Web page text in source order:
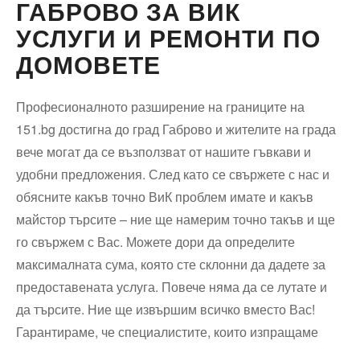
ГАБРОВО ЗА ВИК
УСЛУГИ И РЕМОНТИ ПО
ДОМОВЕТЕ
Професионалното разширение на границите на
151.bg достигна до град Габрово и жителите на града
вече могат да се възползват от нашите гъвкави и
удобни предложения. След като се свържете с нас и
обясните какъв точно ВиК проблем имате и какъв
майстор търсите – ние ще намерим точно такъв и ще
го свържем с Вас. Можете дори да определите
максималната сума, която сте склонни да дадете за
предоставената услуга. Повече няма да се лутате и
да търсите. Ние ще извършим всичко вместо Вас!
Гарантираме, че специалистите, които изпращаме